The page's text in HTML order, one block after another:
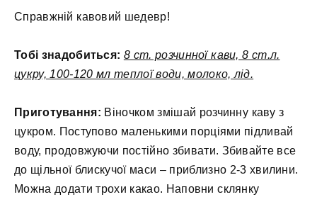
Справжній кавовий шедевр!
Тобі знадобиться: 8 ст. розчинної кави, 8 ст.л.
цукру, 100-120 мл теплої води, молоко, лід.
Приготування: Віночком змішай розчинну каву з
цукром. Поступово маленькими порціями підливай
воду, продовжуючи постійно збивати. Збивайте все
до щільної блискучої маси – приблизно 2-3 хвилини.
Можна додати трохи какао. Наповни склянку